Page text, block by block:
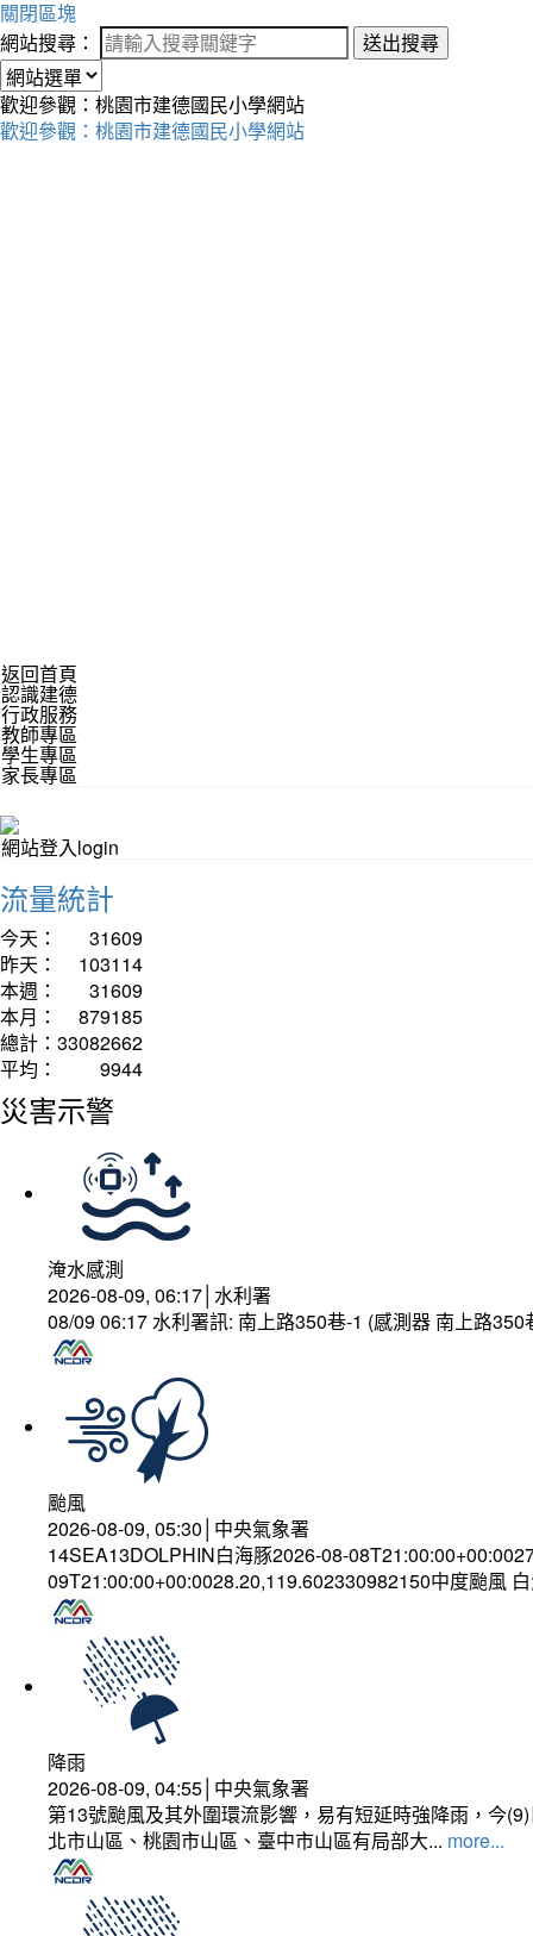
關閉區塊
網站搜尋：
送出搜尋
歡迎參觀：桃園市建德國民小學網站
歡迎參觀：桃園市建德國民小學網站
返回首頁
認識建德
行政服務
教師專區
學生專區
家長專區
網站登入login
流量統計
今天：
31609
昨天：
103114
本週：
31609
本月：
879185
總計： 33082662
平均：
9944
災害示警
淹水感測
2026-08-09, 06:17│水利署
08/09 06:17 水利署訊: 南上路350巷-1 (感測器 南上路
颱風
2026-08-09, 05:30│中央氣象署
14SEA13DOLPHIN白海豚2026-08-
09T21:00:00+00:0028.20,119.602330982150中度颱風
降雨
2026-08-09, 04:55│中央氣象署
第13號颱風及其外圍環流影響，易有短延時強降雨，今
北市山區、桃園市山區、臺中市山區有局部大... more...